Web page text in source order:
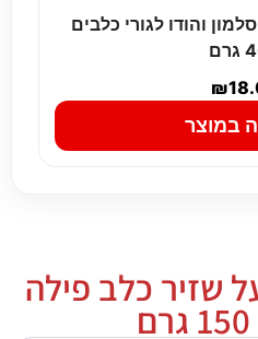
והודו לגורי כלבים
₪
במוצר
שזיר כלב פילה